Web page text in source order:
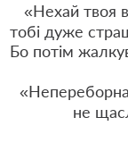
«Нехай твоя
тобі дуже
Бо потім
«Непереборна
не